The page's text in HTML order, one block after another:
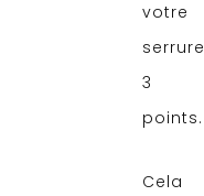
votre
serrure
3
points.
Cela